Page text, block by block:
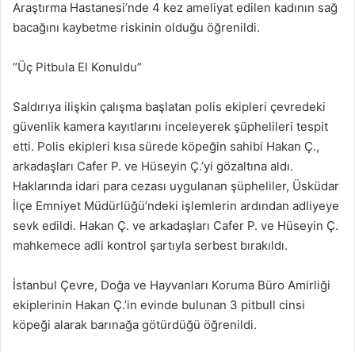
Araştırma Hastanesi’nde 4 kez ameliyat edilen kadının sağ
bacağını kaybetme riskinin olduğu öğrenildi.
“Üç Pitbula El Konuldu”
Saldırıya ilişkin çalışma başlatan polis ekipleri çevredeki
güvenlik kamera kayıtlarını inceleyerek şüphelileri tespit
etti. Polis ekipleri kısa sürede köpeğin sahibi Hakan Ç.,
arkadaşları Cafer P. ve Hüseyin Ç.’yi gözaltına aldı.
Haklarında idari para cezası uygulanan şüpheliler, Üsküdar
İlçe Emniyet Müdürlüğü’ndeki işlemlerin ardından adliyeye
sevk edildi. Hakan Ç. ve arkadaşları Cafer P. ve Hüseyin Ç.
mahkemece adli kontrol şartıyla serbest bırakıldı.
İstanbul Çevre, Doğa ve Hayvanları Koruma Büro Amirliği
ekiplerinin Hakan Ç.’in evinde bulunan 3 pitbull cinsi
köpeği alarak barınağa götürdüğü öğrenildi.